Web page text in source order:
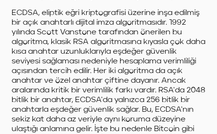
ECDSA, eliptik eğri kriptografisi üzerine inşa edilmiş
bir açık anahtarlı dijital imza algoritmasıdır. 1992
yılında Scott Vanstone tarafından önerilen bu
algoritma, klasik RSA algoritmasına kıyasla çok daha
kısa anahtar uzunluklarıyla eşdeğer güvenlik
seviyesi sağlaması nedeniyle hesaplama verimliliği
açısından tercih edilir. Her iki algoritma da açık
anahtar ve özel anahtar çiftine dayanır. Ancak
aralarında kritik bir verimlilik farkı vardır. RSA'da 2048
bitlik bir anahtar, ECDSA'da yalnızca 256 bitlik bir
anahtarla eşdeğer güvenlik sağlar. Bu, ECDSA'nın
sekiz kat daha az veriyle aynı koruma düzeyine
ulaştığı anlamına gelir. İşte bu nedenle Bitcoin gibi